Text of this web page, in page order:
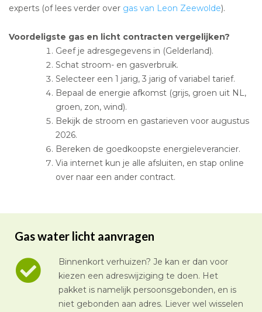
experts (of lees verder over gas van Leon Zeewolde).
Voordeligste gas en licht contracten vergelijken?
Geef je adresgegevens in (Gelderland).
Schat stroom- en gasverbruik.
Selecteer een 1 jarig, 3 jarig of variabel tarief.
Bepaal de energie afkomst (grijs, groen uit NL,
groen, zon, wind).
Bekijk de stroom en gastarieven voor augustus
2026.
Bereken de goedkoopste energieleverancier.
Via internet kun je alle afsluiten, en stap online
over naar een ander contract.
Gas water licht aanvragen
Binnenkort verhuizen? Je kan er dan voor
kiezen een adreswijziging te doen. Het
pakket is namelijk persoonsgebonden, en is
niet gebonden aan adres. Liever wel wisselen